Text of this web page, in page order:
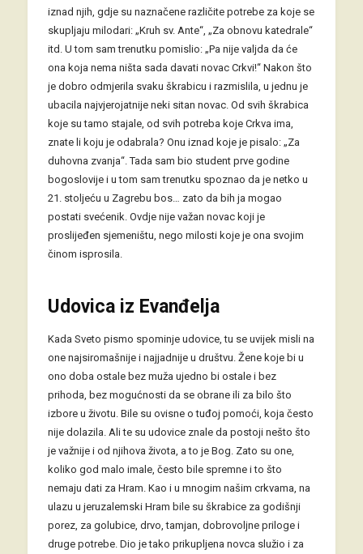
iznad njih, gdje su naznačene različite potrebe za koje se
skupljaju milodari: „Kruh sv. Ante“, „Za obnovu katedrale“
itd. U tom sam trenutku pomislio: „Pa nije valjda da će
ona koja nema ništa sada davati novac Crkvi!“ Nakon što
je dobro odmjerila svaku škrabicu i razmislila, u jednu je
ubacila najvjerojatnije neki sitan novac. Od svih škrabica
koje su tamo stajale, od svih potreba koje Crkva ima,
znate li koju je odabrala? Onu iznad koje je pisalo: „Za
duhovna zvanja“. Tada sam bio student prve godine
bogoslovije i u tom sam trenutku spoznao da je netko u
21. stoljeću u Zagrebu bos… zato da bih ja mogao
postati svećenik. Ovdje nije važan novac koji je
proslijeđen sjemeništu, nego milosti koje je ona svojim
činom isprosila.
Udovica iz Evanđelja
Kada Sveto pismo spominje udovice, tu se uvijek misli na
one najsiromašnije i najjadnije u društvu. Žene koje bi u
ono doba ostale bez muža ujedno bi ostale i bez
prihoda, bez mogućnosti da se obrane ili za bilo što
izbore u životu. Bile su ovisne o tuđoj pomoći, koja često
nije dolazila. Ali te su udovice znale da postoji nešto što
je važnije i od njihova života, a to je Bog. Zato su one,
koliko god malo imale, često bile spremne i to što
nemaju dati za Hram. Kao i u mnogim našim crkvama, na
ulazu u jeruzalemski Hram bile su škrabice za godišnji
porez, za golubice, drvo, tamjan, dobrovoljne priloge i
druge potrebe. Dio je tako prikupljena novca služio i za